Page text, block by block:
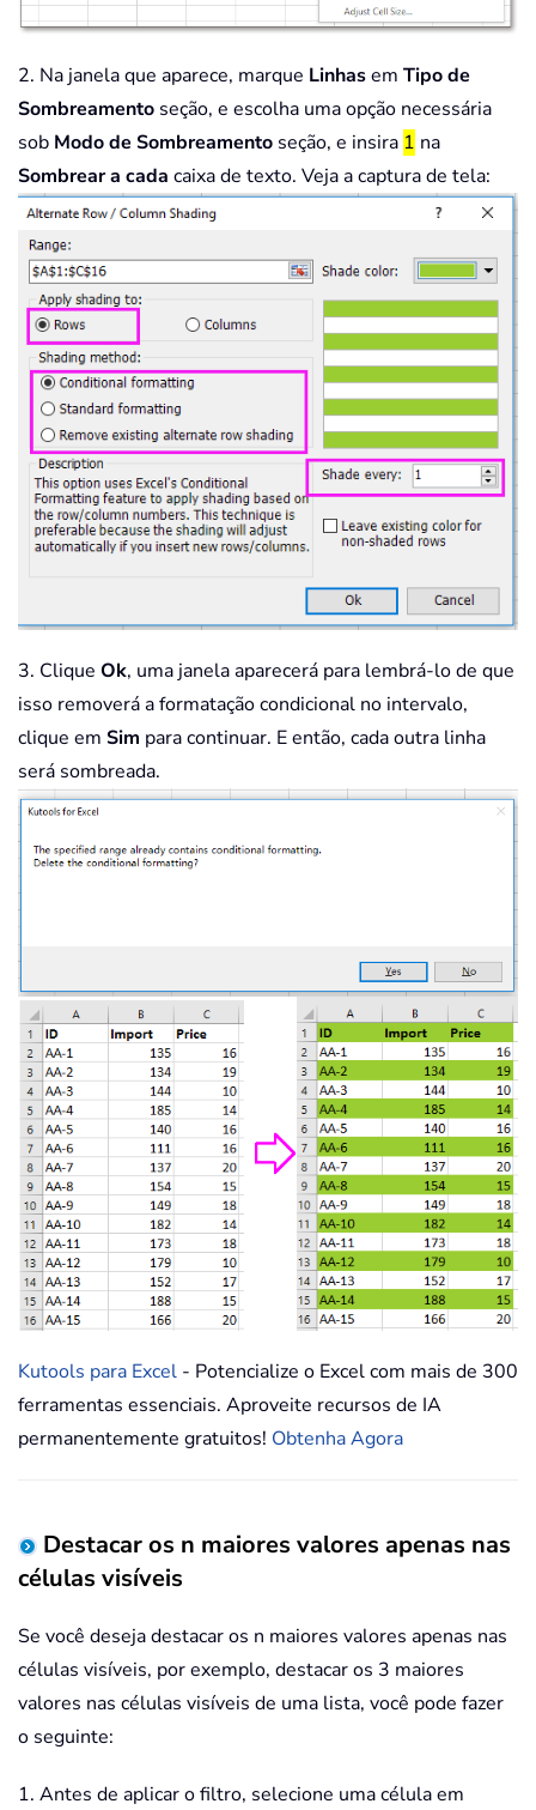
2. Na janela que aparece, marque Linhasem Tipo de
Sombreamento seção, e escolha uma opção necessária
sob Modo de Sombreamento seção, e insira 1 na
Sombrear a cada caixa de texto. Veja a captura de tela:
3. Clique Ok, uma janela aparecerá para lembrá-lo de que
isso removerá a formatação condicional no intervalo,
clique em Sim para continuar. E então, cada outra linha
será sombreada.
Kutools para Excel - Potencialize o Excel com mais de 300
ferramentas essenciais. Aproveite recursos de IA
permanentemente gratuitos! Obtenha Agora
Destacar os n maiores valores apenas nas
células visíveis
Se você deseja destacar os n maiores valores apenas nas
células visíveis, por exemplo, destacar os 3 maiores
valores nas células visíveis de uma lista, você pode fazer
o seguinte:
1. Antes de aplicar o filtro, selecione uma célula em